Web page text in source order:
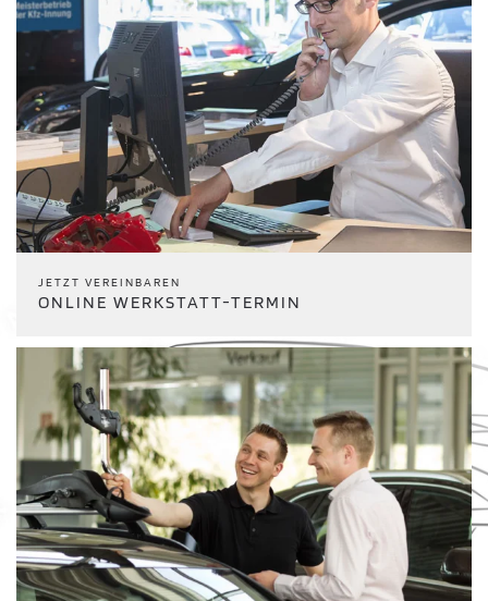
JETZT VEREINBAREN
ONLINE WERKSTATT-TERMIN